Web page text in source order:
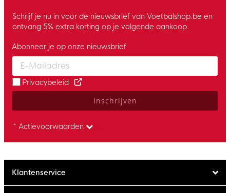
Schrijf je nu in voor de nieuwsbrief van Voetbalshop.be en
ontvang 5% extra korting op je volgende aankoop.
Enter your email and accept the privacy policy to subscribe to
Abonneer je op onze nieuwsbrief
Privacybeleid
Inschrijven
* Actievoorwaarden
Klantenservice